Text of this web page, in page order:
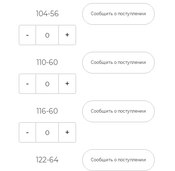
104-56 Сообщить о поступлении
- +
110-60 Сообщить о поступлении
- +
116-60 Сообщить о поступлении
- +
122-64 Сообщить о поступлении